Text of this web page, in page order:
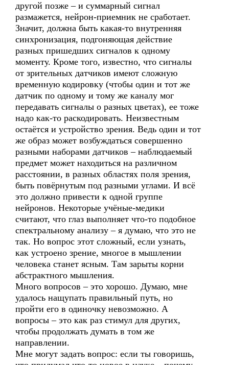
другой позже – и суммарный сигнал
размажется, нейрон-приемник не сработает.
Значит, должна быть какая-то внутренняя
синхронизация, подгоняющая действие
разных пришедших сигналов к одному
моменту. Кроме того, известно, что сигналы
от зрительных датчиков имеют сложную
временную кодировку (чтобы один и тот же
датчик по одному и тому же каналу мог
передавать сигналы о разных цветах), ее тоже
надо как-то раскодировать. Неизвестным
остаётся и устройство зрения. Ведь один и тот
же образ может возбуждаться совершенно
разными наборами датчиков – наблюдаемый
предмет может находиться на различном
расстоянии, в разных областях поля зрения,
быть повёрнутым под разными углами. И всё
это должно привести к одной группе
нейронов. Некоторые учёные-медики
считают, что глаз выполняет что-то подобное
спектральному анализу – я думаю, что это не
так. Но вопрос этот сложный, если узнать,
как устроено зрение, многое в мышлении
человека станет ясным. Там зарыты корни
абстрактного мышления.
Много вопросов – это хорошо. Думаю, мне
удалось нащупать правильный путь, но
пройти его в одиночку невозможно. А
вопросы – это как раз стимул для других,
чтобы продолжать думать в том же
направлении.
Мне могут задать вопрос: если ты говоришь,